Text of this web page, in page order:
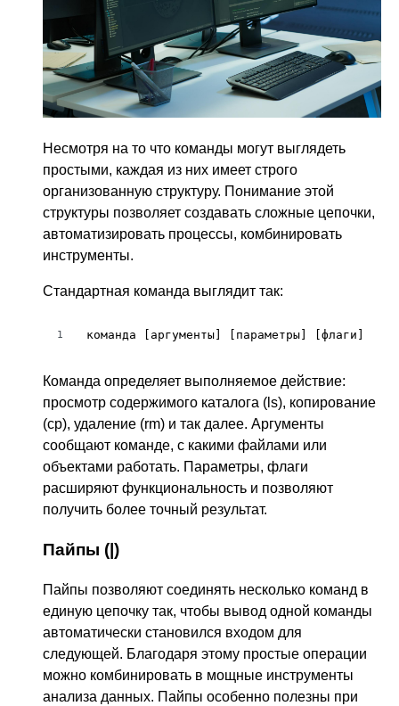
Несмотря на то что команды могут выглядеть
простыми, каждая из них имеет строго
организованную структуру. Понимание этой
структуры позволяет создавать сложные цепочки,
автоматизировать процессы, комбинировать
инструменты.
Стандартная команда выглядит так:
1 команда [аргументы] [параметры] [флаги]
Команда определяет выполняемое действие:
просмотр содержимого каталога (ls), копирование
(cp), удаление (rm) и так далее. Аргументы
сообщают команде, с какими файлами или
объектами работать. Параметры, флаги
расширяют функциональность и позволяют
получить более точный результат.
Пайпы (|)
Пайпы позволяют соединять несколько команд в
единую цепочку так, чтобы вывод одной команды
автоматически становился входом для
следующей. Благодаря этому простые операции
можно комбинировать в мощные инструменты
анализа данных. Пайпы особенно полезны при